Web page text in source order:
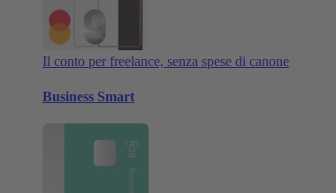
Il conto per freelance, senza spese di canone
Business Smart